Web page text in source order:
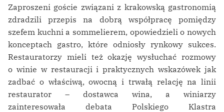
Zaproszeni goście związani z krakowską gastronomią
zdradzili przepis na dobrą współpracę pomiędzy
szefem kuchni a sommelierem, opowiedzieli o nowych
konceptach gastro, które odniosły rynkowy sukces.
Restauratorzy mieli też okazję wysłuchać rozmowy
o winie w restauracji i praktycznych wskazówek jak
zadbać o właściwą, owocną i trwałą relację na linii
restaurator – dostawca wina, a winiarzy
zainteresowała debata Polskiego Klastra